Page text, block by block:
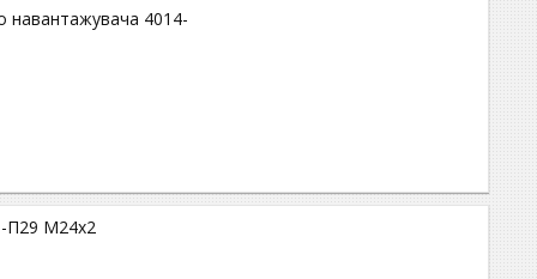
навантажувача 4014-
П29 М24х2